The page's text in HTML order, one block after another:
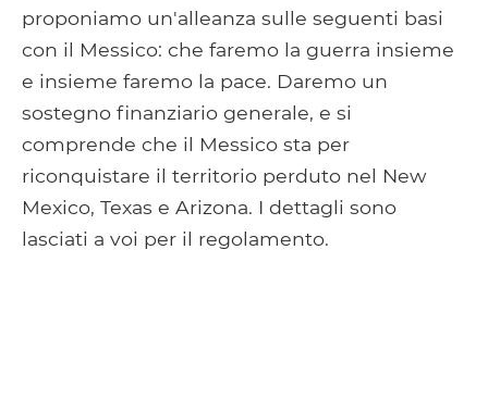
proponiamo un'alleanza sulle seguenti basi
con il Messico: che faremo la guerra insieme
e insieme faremo la pace. Daremo un
sostegno finanziario generale, e si
comprende che il Messico sta per
riconquistare il territorio perduto nel New
Mexico, Texas e Arizona. I dettagli sono
lasciati a voi per il regolamento.